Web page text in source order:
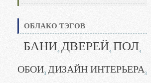
ОБЛАКО ТЭГОВ
БАНИ4 ДВЕРЕЙ4 ПОЛ4
ОБОИ3 ДИЗАЙН ИНТЕРЬЕРА3